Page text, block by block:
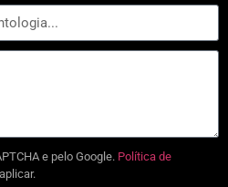
e pelo Google. Política de
aplicar.